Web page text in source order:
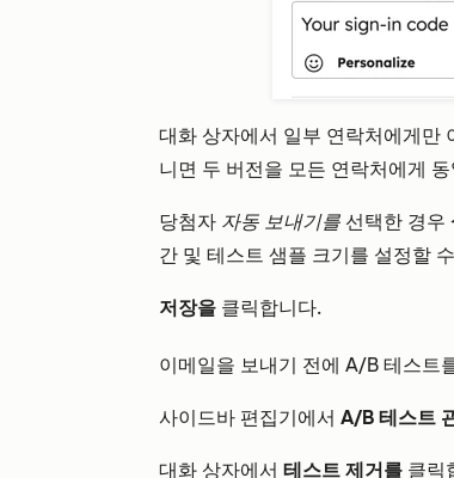
대화 상자에서 일부 연락처에게만
니면 두 버전을 모든 연락처에게
당첨자 자동 보내기를 선택한 경우
간 및 테스트 샘플 크기를 설정할
저장을 클릭합니다.
이메일을 보내기 전에 A/B 테스트
사이드바 편집기에서 A/B 테스트
대화 상자에서 테스트 제거를 클릭